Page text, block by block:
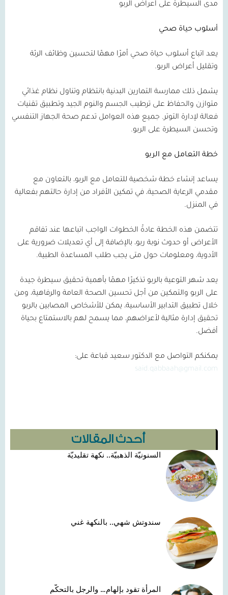
أحدث المقالات
السنونيّة الذهبيّة.. نكهة تقليديّة
سندوتش شهي.. بالنكهة غني
المرأة تقود بإلهام… والرجل بالتحكّم
مدى السيطرة على أعراض الربو
أسلوب حياة صحي
يعد اتباع أسلوب حياة صحي أمرًا مهمًا لتحسين وظائف الرئة
وتقليل أعراض الربو.
يشمل ذلك ممارسة التمارين البدنية بانتظام وتناول نظام غذائي
متوازن والحفاظ على ترطيب الجسم والنوم الجيد وتطبيق تقنيات
فعالة لإدارة التوتر. جميع هذه العوامل تدعم صحة الجهاز التنفسي
وتحسن السيطرة على الربو.
خطة التعامل مع الربو
يساعد إنشاء خطة شخصية للتعامل مع الربو، بالتعاون مع
مقدمي الرعاية الصحية، في تمكين الأفراد من إدارة حالتهم بفعالية
في المنزل.
تتضمن هذه الخطة عادةً الخطوات الواجب اتباعها عند تفاقم
الأعراض أو حدوث نوبة ربو، بالإضافة إلى أي تعديلات ضرورية على
الأدوية، ومعلومات حول متى يجب طلب المساعدة الطبية.
يعد شهر التوعية بالربو تذكيرًا مهمًا بأهمية تحقيق سيطرة جيدة
على الربو والتمكين من أجل تحسين الصحة العامة والرفاهية، ومن
خلال تطبيق التدابير الأساسية، يمكن للأشخاص المصابين بالربو
تحقيق إدارة مثالية لأعراضهم، مما يسمح لهم بالاستمتاع بحياة
أفضل.
يمكنكم التواصل مع الدكتور سعيد قباعة على:
said.qabbaah@gmail.com